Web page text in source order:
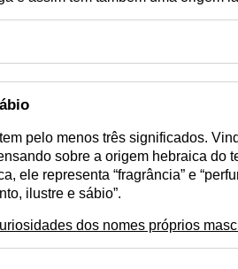
pelo menos três significados.
sobre a origem hebraica do
ele representa “fragrância” e
ilustre e sábio”.
dos nomes próprios